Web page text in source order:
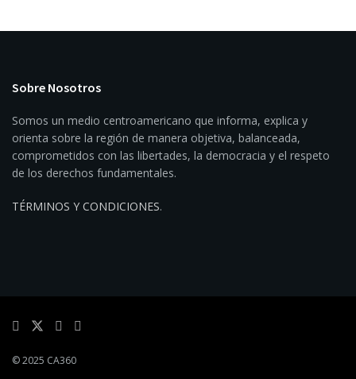
Sobre Nosotros
Somos un medio centroamericano que informa, explica y
orienta sobre la región de manera objetiva, balanceada,
comprometidos con las libertades, la democracia y el respeto
de los derechos fundamentales.
TÉRMINOS Y CONDICIONES.
© 2025 CA360